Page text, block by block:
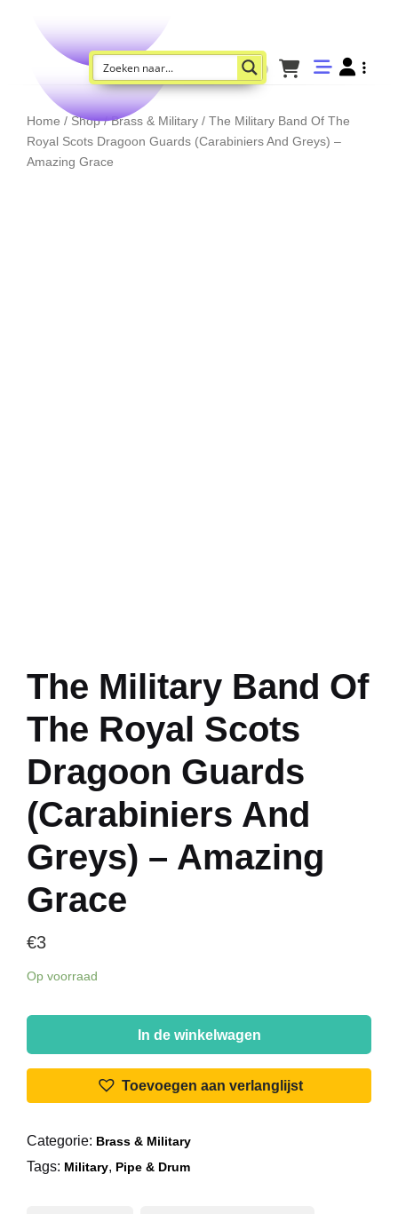
Home / Shop/Brass & Military / The Military Band Of The
Royal Scots Dragoon Guards (Carabiniers And Greys) –
Amazing Grace
The Military Band Of
The Royal Scots
Dragoon Guards
(Carabiniers And
Greys) – Amazing
Grace
€3
Op voorraad
The
Band
The
Scots
Dragoon
In de winkelwagen
Toevoegen aan verlanglijst
Categorie: Brass & Military
Tags: Military, Pipe & Drum